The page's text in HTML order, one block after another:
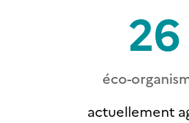
26
éco-
actuellement